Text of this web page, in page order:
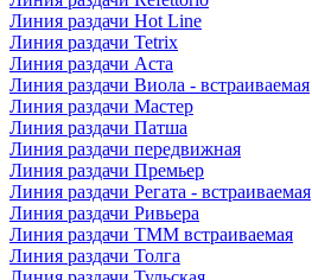
Линия раздачи Hot Line
Линия раздачи Tetrix
Линия раздачи Аста
Линия раздачи Виола - встраиваемая
Линия раздачи Мастер
Линия раздачи Патша
Линия раздачи передвижная
Линия раздачи Премьер
Линия раздачи Регата - встраиваемая
Линия раздачи Ривьера
Линия раздачи ТММ встраиваемая
Линия раздачи Толга